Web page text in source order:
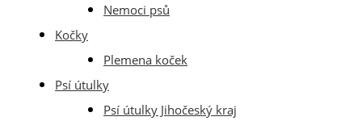
Nemoci psů
Kočky
Plemena koček
Psí útulky
Psí útulky Jihočeský kraj